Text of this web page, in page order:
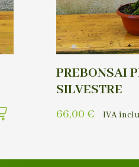
PREBONSAI
SILVESTRE
66,00 € IVA